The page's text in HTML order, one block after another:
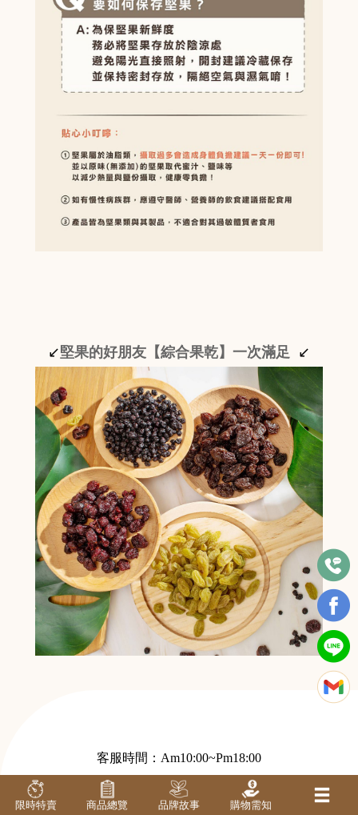
限時特賣 商品總覽 品牌故事 購物需知
↙堅果的好朋友【綜合果乾】一次滿足 ↙
客服時間：Am10:00~Pm18:00
客服電話：
0989535815
陳小姐
客服LINE:@ssh8536h